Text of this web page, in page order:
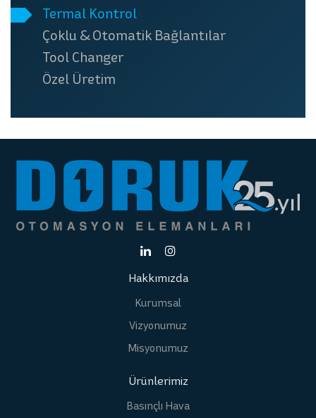
Termal Kontrol
Çoklu & Otomatik Bağlantılar
Tool Changer
Özel Üretim
Hakkımızda
Kurumsal
Vizyonumuz
Misyonumuz
Ürünlerimiz
Basınçlı Hava